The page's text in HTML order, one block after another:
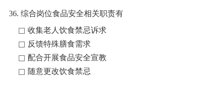
36. 综合岗位食品安全相关职责有
收集老人饮食禁忌诉求
反馈特殊膳食需求
配合开展食品安全宣教
随意更改饮食禁忌